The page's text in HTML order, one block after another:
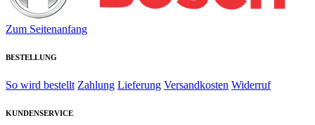
Zum Seitenanfang
BESTELLUNG
So wird bestellt Zahlung Lieferung Versandkosten Widerruf
KUNDENSERVICE